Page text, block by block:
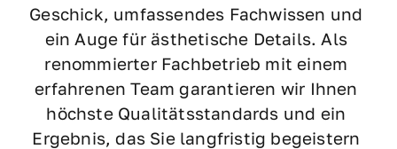
Geschick, umfassendes Fachwissen und
ein Auge für ästhetische Details. Als
renommierter Fachbetrieb mit einem
erfahrenen Team garantieren wir Ihnen
höchste Qualitätsstandards und ein
Ergebnis, das Sie langfristig begeistern